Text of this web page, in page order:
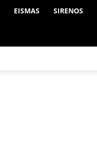
EISMAS SIRENOS